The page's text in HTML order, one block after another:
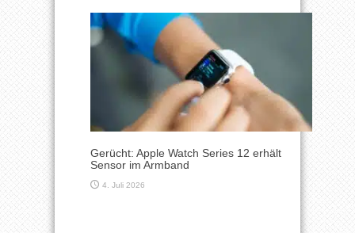
Gerücht: Apple Watch Series 12 erhält
Sensor im Armband
4. Juli 2026